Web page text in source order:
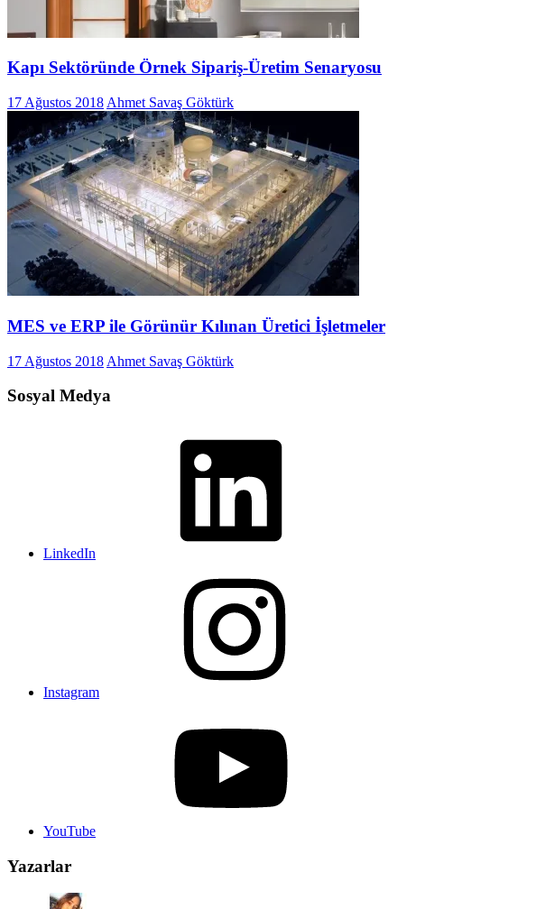
Kapı Sektöründe Örnek Sipariş-Üretim Senaryosu
17 Ağustos 2018 Ahmet Savaş Göktürk
MES ve ERP ile Görünür Kılınan Üretici İşletmeler
17 Ağustos 2018 Ahmet Savaş Göktürk
Sosyal Medya
LinkedIn
Instagram
YouTube
Yazarlar